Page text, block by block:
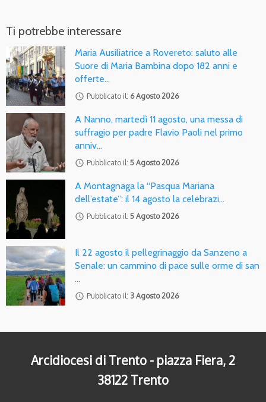
Ti potrebbe interessare
Maria Ausiliatrice a Rovereto: saluto alle
Suore di Maria Bambina dopo 182 anni e
offerte…
access_time Pubblicato il: 6 Agosto 2026
A Nanno, martedì 11 agosto, una messa di
suffragio per padre Flavio Paoli nel primo
anniv…
access_time Pubblicato il: 5 Agosto 2026
A Montagnaga la “Pasqua Mariana
dell’estate”: il 14 agosto la celebrazi…
access_time Pubblicato il: 5 Agosto 2026
Il 22 agosto il pellegrinaggio da Sanzeno a
Senale: un cammino di pace sulle orme di san
…
access_time Pubblicato il: 3 Agosto 2026
Arcidiocesi di Trento - piazza Fiera, 2
38122 Trento